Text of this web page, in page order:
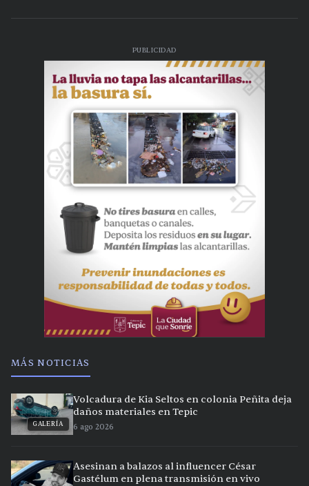
PUBLICIDAD
MÁS NOTICIAS
GALERÍA
Volcadura de Kia Seltos en colonia Peñita deja
daños materiales en Tepic
6 ago 2026
Asesinan a balazos al influencer César
Gastélum en plena transmisión en vivo